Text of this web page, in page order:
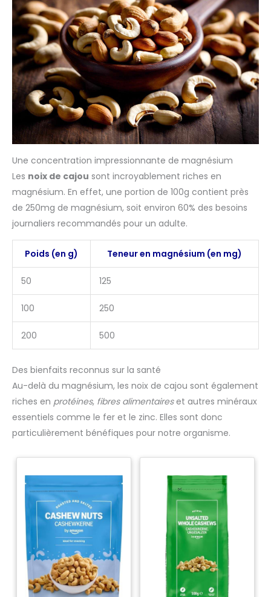
Une concentration impressionnante de magnésium
Les noix de cajou sont incroyablement riches en
magnésium. En effet, une portion de 100g contient près
de 250mg de magnésium, soit environ 60% des besoins
journaliers recommandés pour un adulte.
Poids (en g) Teneur en magnésium (en mg)
50 125
100 250
200 500
Des bienfaits reconnus sur la santé
Au-delà du magnésium, les noix de cajou sont également
riches en protéines, fibres alimentaireset autres minéraux
essentiels comme le fer et le zinc. Elles sont donc
particulièrement bénéfiques pour notre organisme.